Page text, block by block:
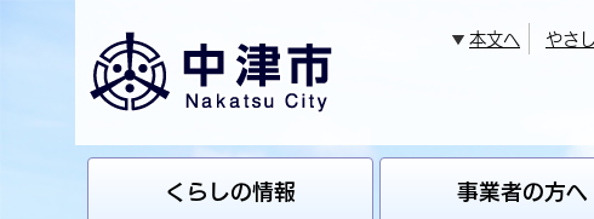
本文へ やさ
くらしの情報 事業者の方へ